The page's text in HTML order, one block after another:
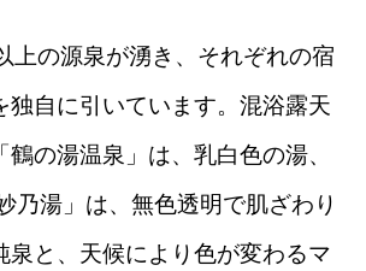
上の源泉が湧き、それぞれの宿
独自に引いています。混浴露天
鶴の湯温泉」は、乳白色の湯、
乃湯」は、無色透明で肌ざわり
泉と、天候により色が変わるマ